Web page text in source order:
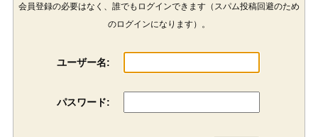
会員登録の必要はなく、誰でもログインできます（スパム投稿回避のため
のログインになります）。
ユーザー名:
パスワード: